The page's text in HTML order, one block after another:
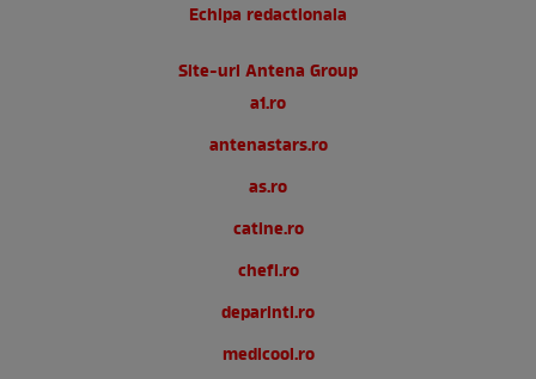
Echipa redactionala
Site-uri Antena Group
a1.ro
antenastars.ro
as.ro
catine.ro
chefi.ro
deparinti.ro
medicool.ro